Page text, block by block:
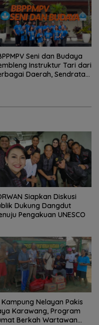
Seni dan Budaya
Instruktur Tari dari
Daerah, Sendratari
Siapkan Diskusi
Dukung Dangdut
Pengakuan UNESCO
Kampung Nelayan Pakis
Karawang, Program
Berkah Wartawan